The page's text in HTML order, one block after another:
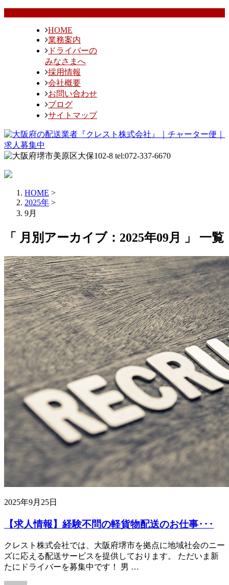
HOME
業務案内
ドライバーの
みなさまへ
採用情報
会社概要
お問い合わせ
ブログ
サイトマップ
HOME >
2025年 >
9月
「 月別アーカイブ：2025年09月 」 一覧
2025年9月25日
【求人情報】経験不問の軽貨物配送のお仕事･･･
クレスト株式会社では、大阪府堺市を拠点に地域社会のニー
ズに応える配送サービスを提供しております。 ただいま新
たにドライバーを募集中です！ 男 …